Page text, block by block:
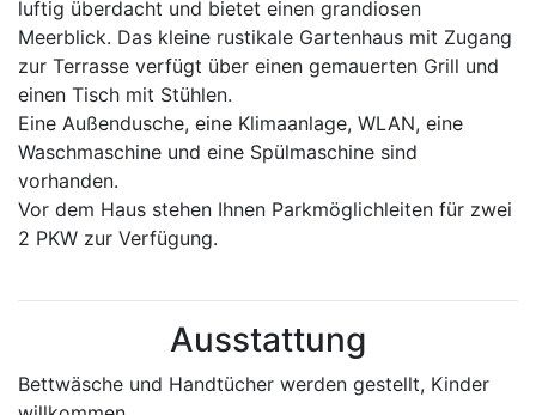
luftig überdacht und bietet einen grandiosen
Meerblick. Das kleine rustikale Gartenhaus mit Zugang
zur Terrasse verfügt über einen gemauerten Grill und
einen Tisch mit Stühlen.
Eine Außendusche, eine Klimaanlage, WLAN, eine
Waschmaschine und eine Spülmaschine sind
vorhanden.
Vor dem Haus stehen Ihnen Parkmöglichleiten für zwei
2 PKW zur Verfügung.
Ausstattung
Bettwäsche und Handtücher werden gestellt, Kinder